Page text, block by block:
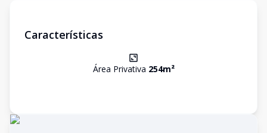
Características
Área Privativa 254m²